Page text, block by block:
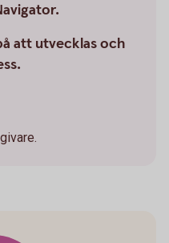
att utvecklas och